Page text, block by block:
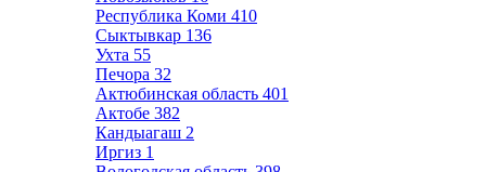
Республика Коми 410
Сыктывкар 136
Ухта 55
Печора 32
Актюбинская область 401
Актобе 382
Кандыагаш 2
Иргиз 1